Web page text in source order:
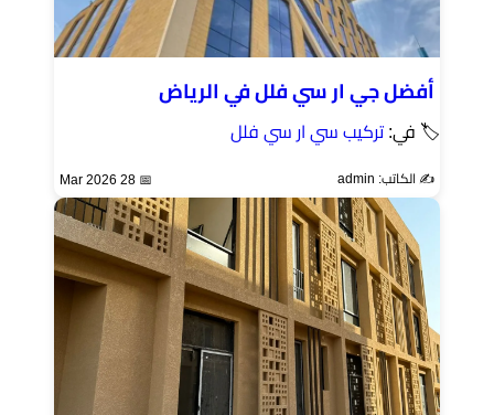
أفضل جي ار سي فلل في الرياض
🏷 في:تركيب سي ار سي فلل
✍️ الكاتب: admin 📅 28 Mar 2026